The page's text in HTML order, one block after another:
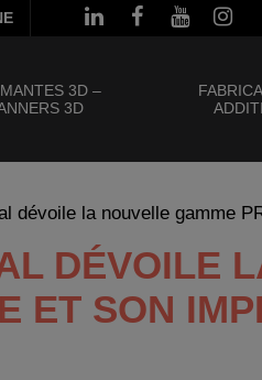
3D –
3D
dévoile la nouvelle gamme
DÉVOILE
ET SON